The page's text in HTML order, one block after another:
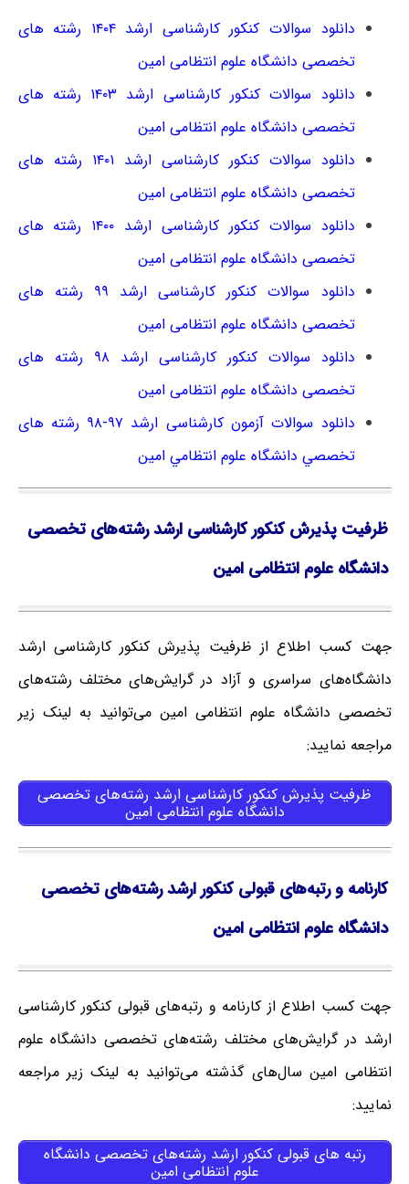
دانلود سوالات کنکور کارشناسی ارشد ۱۴۰۴ رشته های
تخصصی دانشگاه علوم انتظامی امین
دانلود سوالات کنکور کارشناسی ارشد ۱۴۰۳ رشته های
تخصصی دانشگاه علوم انتظامی امین
دانلود سوالات کنکور کارشناسی ارشد ۱۴۰۱ رشته های
تخصصی دانشگاه علوم انتظامی امین
دانلود سوالات کنکور کارشناسی ارشد ۱۴۰۰ رشته های
تخصصی دانشگاه علوم انتظامی امین
دانلود سوالات کنکور کارشناسی ارشد ۹۹ رشته های
تخصصی دانشگاه علوم انتظامی امین
دانلود سوالات کنکور کارشناسی ارشد ۹۸ رشته های
تخصصی دانشگاه علوم انتظامی امین
دانلود سوالات آزمون کارشناسی ارشد ۹۷-۹۸ رﺷﺘﻪ ﻫﺎی
ﺗﺨﺼﺼﻲ داﻧﺸﮕﺎه ﻋﻠﻮم اﻧﺘﻈﺎﻣﻲ اﻣﻴﻦ
ظرفیت پذیرش کنکور کارشناسی ارشد رشته‌های تخصصی
دانشگاه علوم انتظامی امین
جهت کسب اطلاع از ظرفیت پذیرش کنکور کارشناسی ارشد
دانشگاه‌های سراسری و آزاد در گرایش‌های مختلف رشته‌های
تخصصی دانشگاه علوم انتظامی امین می‌توانید به لینک زیر
مراجعه نمایید:
ظرفیت پذیرش کنکور کارشناسی ارشد رشته‌های تخصصی
دانشگاه علوم انتظامی امین
کارنامه و رتبه‌های قبولی کنکور ارشد رشته‌های تخصصی
دانشگاه علوم انتظامی امین
جهت کسب اطلاع از کارنامه و رتبه‌های قبولی کنکور کارشناسی
ارشد در گرایش‌های مختلف رشته‌های تخصصی دانشگاه علوم
انتظامی امین سال‌های گذشته می‌توانید به لینک زیر مراجعه
نمایید:
رتبه های قبولی کنکور ارشد رشته‌های تخصصی دانشگاه
علوم انتظامی امین